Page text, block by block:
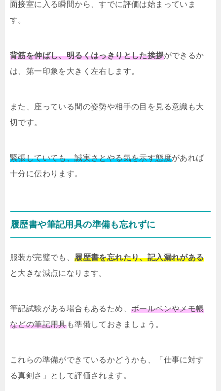
面接室に入る瞬間から、すでに評価は始まっていま
す。
背筋を伸ばし、明るくはっきりとした挨拶ができるか
は、第一印象を大きく左右します。
また、座っている間の姿勢や相手の目を見る意識も大
切です。
緊張していても、誠実さとやる気を示す態度があれば
十分に伝わります。
履歴書や筆記用具の準備も忘れずに
服装が完璧でも、履歴書を忘れたり、記入漏れがある
と大きな減点になります。
筆記試験がある場合もあるため、 ボールペンやメモ帳
などの筆記用具も準備しておきましょう。
これらの準備ができているかどうかも、「仕事に対す
る真剣さ」として評価されます。